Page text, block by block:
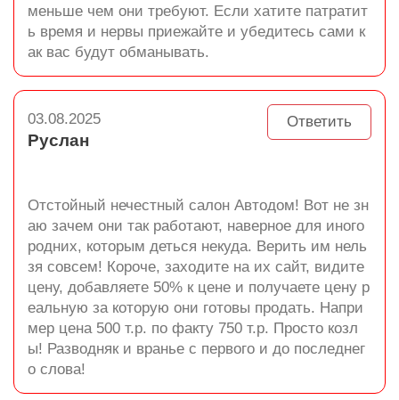
меньше чем они требуют. Если хатите патратит
ь время и нервы приежайте и убедитесь сами к
ак вас будут обманывать.
Ответить
03.08.2025
Руслан
Отстойный нечестный салон Автодом! Вот не зн
аю зачем они так работают, наверное для иного
родних, которым деться некуда. Верить им нель
зя совсем! Короче, заходите на их сайт, видите
цену, добавляете 50% к цене и получаете цену р
еальную за которую они готовы продать. Напри
мер цена 500 т.р. по факту 750 т.р. Просто козл
ы! Разводняк и вранье с первого и до последнег
о слова!